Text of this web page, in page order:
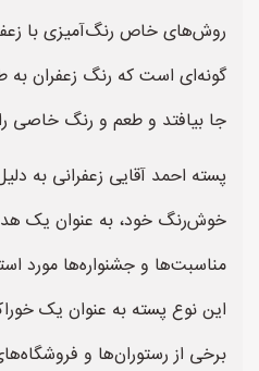
روش‌های خاص رنگ‌آمیزی با
گونه‌ای است که رنگ زعفران
جا بیافتد و طعم و رنگ خاصی
پسته احمد آقایی زعفرانی به
خوش‌رنگ خود، به عنوان یک
مناسبت‌ها و جشنواره‌ها مورد
این نوع پسته به عنوان یک
برخی از رستوران‌ها و